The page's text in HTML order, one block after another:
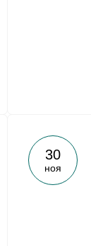
30
ноя